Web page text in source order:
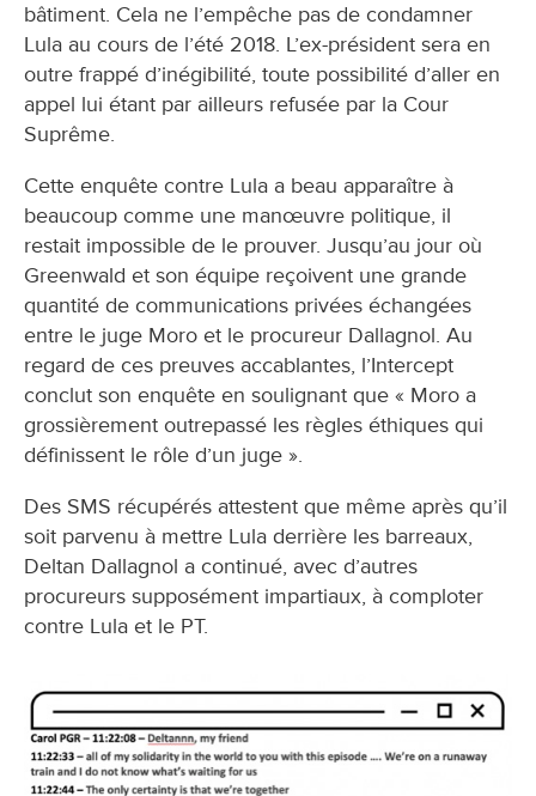
bâtiment. Cela ne l’empêche pas de condamner
Lula au cours de l’été 2018. L’ex-président sera en
outre frappé d’inégibilité, toute possibilité d’aller en
appel lui étant par ailleurs refusée par la Cour
Suprême.
Cette enquête contre Lula a beau apparaître à
beaucoup comme une manœuvre politique, il
restait impossible de le prouver. Jusqu’au jour où
Greenwald et son équipe reçoivent une grande
quantité de communications privées échangées
entre le juge Moro et le procureur Dallagnol. Au
regard de ces preuves accablantes, l’Intercept
conclut son enquête en soulignant que « Moro a
grossièrement outrepassé les règles éthiques qui
définissent le rôle d’un juge ».
Des SMS récupérés attestent que même après qu’il
soit parvenu à mettre Lula derrière les barreaux,
Deltan Dallagnol a continué, avec d’autres
procureurs supposément impartiaux, à comploter
contre Lula et le PT.